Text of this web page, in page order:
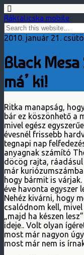
Ráktalicska mobile
2010. január 21.
Black
má’ ki!
Ritka manapság,
bár ez köszönhető a
mivel egész
évesnél frissebb
tegnapi nap
anyagnak számító
döcög rajta, ráadásul
már
hogy bármit is
éve havonta egyszer
Nehéz kivárni, hogy
csalódnom kell, mivel
„majd ha készen
ideje.. Volt olyan
most már nagyon
most már nem is